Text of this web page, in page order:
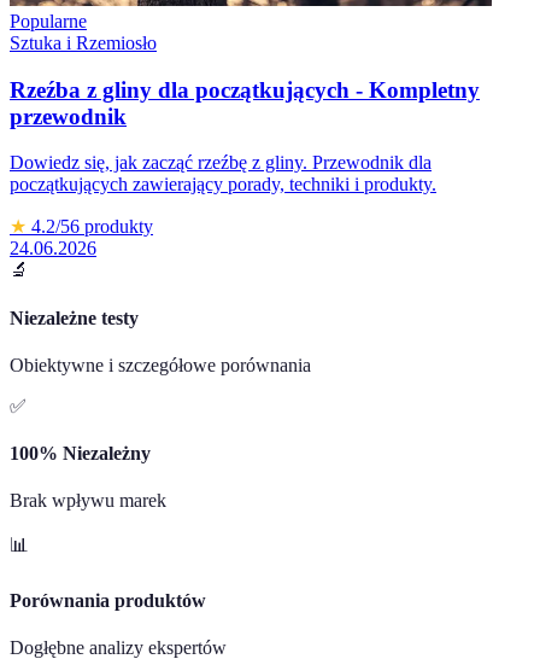
Popularne
Sztuka i Rzemiosło
Rzeźba z gliny dla początkujących - Kompletny
przewodnik
Dowiedz się, jak zacząć rzeźbę z gliny. Przewodnik dla
początkujących zawierający porady, techniki i produkty.
★ 4.2/56 produkty
24.06.2026
🔬
Niezależne testy
Obiektywne i szczegółowe porównania
✅
100% Niezależny
Brak wpływu marek
📊
Porównania produktów
Dogłębne analizy ekspertów